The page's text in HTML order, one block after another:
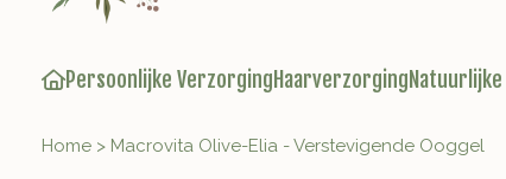
Persoonlijke VerzorgingHaarverzorging
Home > Macrovita Olive-Elia - Verstevigende Ooggel